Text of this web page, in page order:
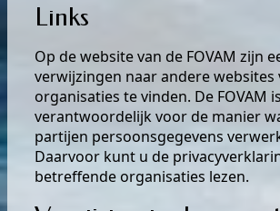
Links
Op de website van de FOVAM zijn
verwijzingen naar andere websites
organisaties te vinden. De FOVAM
verantwoordelijk voor de manier
partijen persoonsgegevens
Daarvoor kunt u de
betreffende organisaties lezen.